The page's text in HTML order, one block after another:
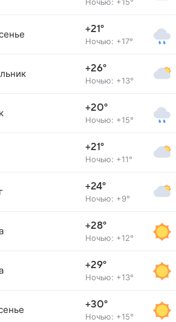
+21°
Ночью: +17°
+26°
Ночью: +13°
+20°
Ночью: +15°
+21°
Ночью: +11°
+24°
Ночью: +9°
+28°
Ночью: +12°
+29°
Ночью: +13°
+30°
Ночью: +15°